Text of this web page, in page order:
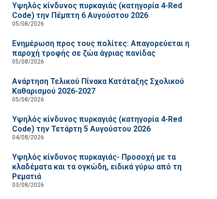
Υψηλός κίνδυνος πυρκαγιάς (κατηγορία 4-Red
Code) την Πέμπτη 6 Αυγούστου 2026
05/08/2026
Ενημέρωση προς τους πολίτες: Απαγορεύεται η
παροχή τροφής σε ζώα άγριας πανίδας
05/08/2026
Ανάρτηση Τελικού Πίνακα Κατάταξης Σχολικού
Καθαρισμού 2026-2027
05/08/2026
Υψηλός κίνδυνος πυρκαγιάς (κατηγορία 4-Red
Code) την Τετάρτη 5 Αυγούστου 2026
04/08/2026
Υψηλός κίνδυνος πυρκαγιάς- Προσοχή με τα
κλαδέματα και τα ογκώδη, ειδικά γύρω από τη
Ρεματιά
03/08/2026